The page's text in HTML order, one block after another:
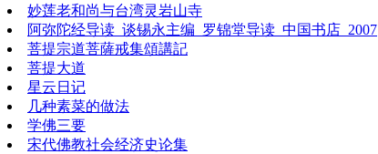
妙莲老和尚与台湾灵岩山寺
阿弥陀经导读_谈锡永主编_罗锦堂导读_中国书店_2007
菩提宗道菩薩戒集頌講記
菩提大道
星云日记
几种素菜的做法
学佛三要
宋代佛教社会经济史论集